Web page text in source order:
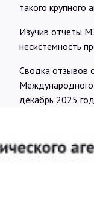
такого крупного
Изучив отчеты
несистемность
Сводка отзывов
Международного
декабрь 2025